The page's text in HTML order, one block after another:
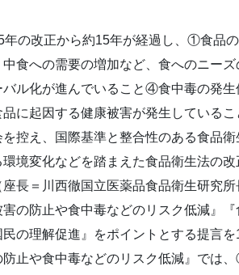
年の改正から約15年が経過し、①食品
食への需要の増加など、食へのニー
ル化が進んでいること④食中毒の発
品に起因する健康被害が発生している
を控え、国際基準と整合性のある食品
境変化などを踏まえた食品衛生法の
長＝川西徹国立医薬品食品衛生研究
の防止や食中毒などのリスク低減』『
民の理解促進』をポイントとする提言を
防止や食中毒などのリスク低減』では